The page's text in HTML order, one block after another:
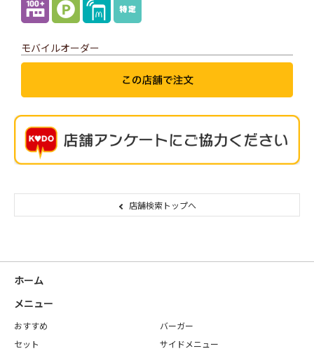
モバイルオーダー
店舗検索トップへ
ホーム
メニュー
おすすめ
バーガー
セット
サイドメニュー